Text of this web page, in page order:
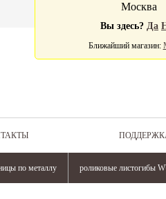
по металлу роликовые листогибы
Москва
Вы здесь? Да
Ближайший магазин: